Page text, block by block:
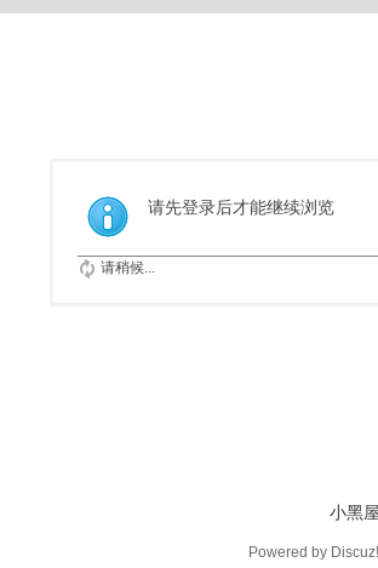
请先登录后才能继续浏览
请稍候...
小黑
Powered by